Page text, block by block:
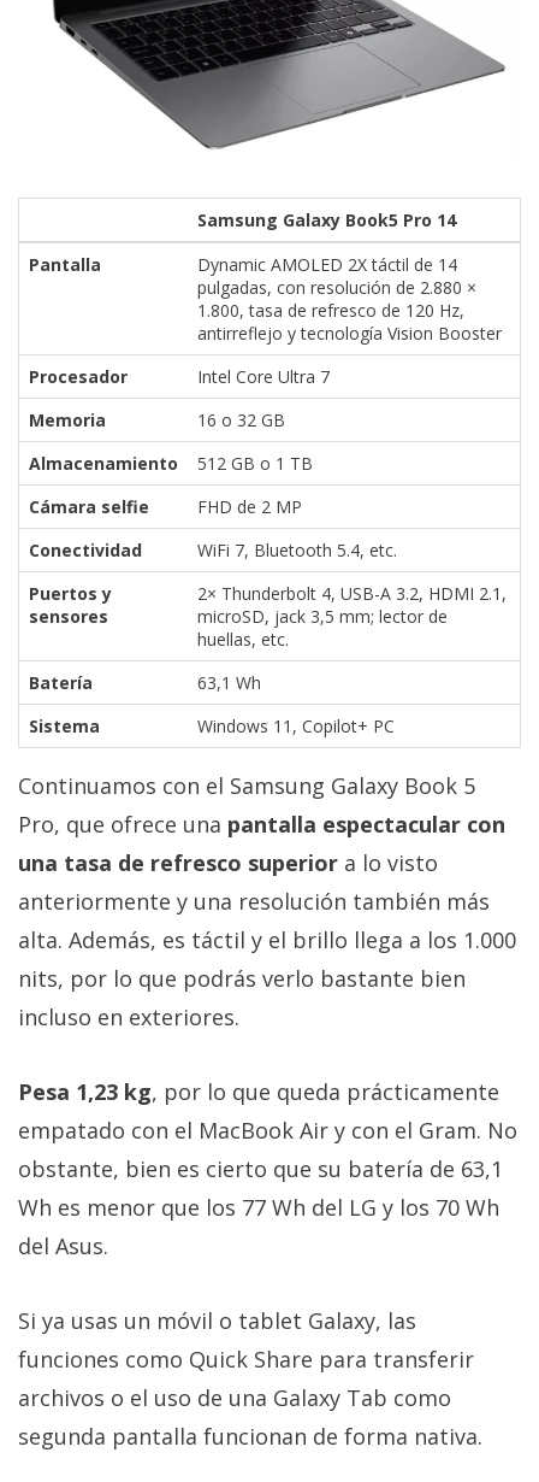
Samsung Galaxy Book5 Pro 14
Pantalla
Dynamic AMOLED 2X táctil de 14
pulgadas, con resolución de 2.880 ×
1.800, tasa de refresco de 120 Hz,
antirreflejo y tecnología Vision Booster
Procesador
Intel Core Ultra 7
Memoria
16 o 32 GB
Almacenamiento
512 GB o 1 TB
Cámara selfie
FHD de 2 MP
Conectividad
WiFi 7, Bluetooth 5.4, etc.
Puertos y
sensores
2× Thunderbolt 4, USB-A 3.2, HDMI 2.1,
microSD, jack 3,5 mm; lector de
huellas, etc.
Batería
63,1 Wh
Sistema
Windows 11, Copilot+ PC
Continuamos con el Samsung Galaxy Book 5
Pro, que ofrece una pantalla espectacular con
una tasa de refresco superior a lo visto
anteriormente y una resolución también más
alta. Además, es táctil y el brillo llega a los 1.000
nits, por lo que podrás verlo bastante bien
incluso en exteriores.
Pesa 1,23 kg, por lo que queda prácticamente
empatado con el MacBook Air y con el Gram. No
obstante, bien es cierto que su batería de 63,1
Wh es menor que los 77 Wh del LG y los 70 Wh
del Asus.
Si ya usas un móvil o tablet Galaxy, las
funciones como Quick Share para transferir
archivos o el uso de una Galaxy Tab como
segunda pantalla funcionan de forma nativa.